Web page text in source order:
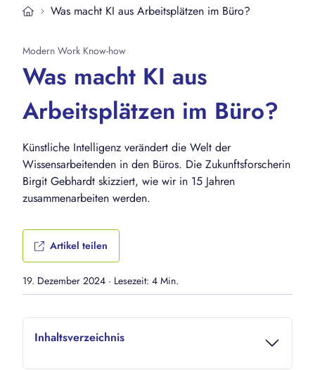
Was macht KI aus Arbeitsplätzen im Büro?
Modern Work Know-how
Was macht KI aus
Arbeitsplätzen im Büro?
Künstliche Intelligenz verändert die Welt der
Wissensarbeitenden in den Büros. Die Zukunftsforscherin
Birgit Gebhardt skizziert, wie wir in 15 Jahren
zusammenarbeiten werden.
Artikel teilen
19. Dezember 2024 · Lesezeit: 4 Min.
Inhaltsverzeichnis